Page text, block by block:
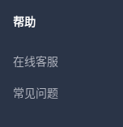
帮助
在线客服
常见问题